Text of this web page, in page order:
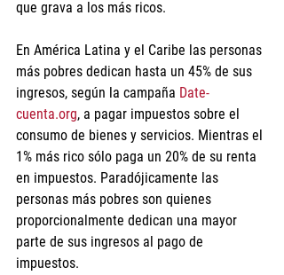
que grava a los más ricos.
En América Latina y el Caribe las personas
más pobres dedican hasta un 45% de sus
ingresos, según la campaña Date-
cuenta.org, a pagar impuestos sobre el
consumo de bienes y servicios. Mientras el
1% más rico sólo paga un 20% de su renta
en impuestos. Paradójicamente las
personas más pobres son quienes
proporcionalmente dedican una mayor
parte de sus ingresos al pago de
impuestos.